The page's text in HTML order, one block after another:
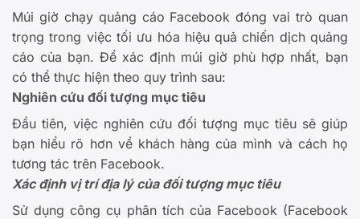
Múi giờ chạy quảng cáo Facebook đóng vai trò quan
trọng trong việc tối ưu hóa hiệu quả chiến dịch quảng
cáo của bạn. Để xác định múi giờ phù hợp nhất, bạn
có thể thực hiện theo quy trình sau:
Nghiên cứu đối tượng mục tiêu
Đầu tiên, việc nghiên cứu đối tượng mục tiêu sẽ giúp
bạn hiểu rõ hơn về khách hàng của mình và cách họ
tương tác trên Facebook.
Xác định vị trí địa lý của đối tượng mục tiêu
Sử dụng công cụ phân tích của Facebook (Facebook